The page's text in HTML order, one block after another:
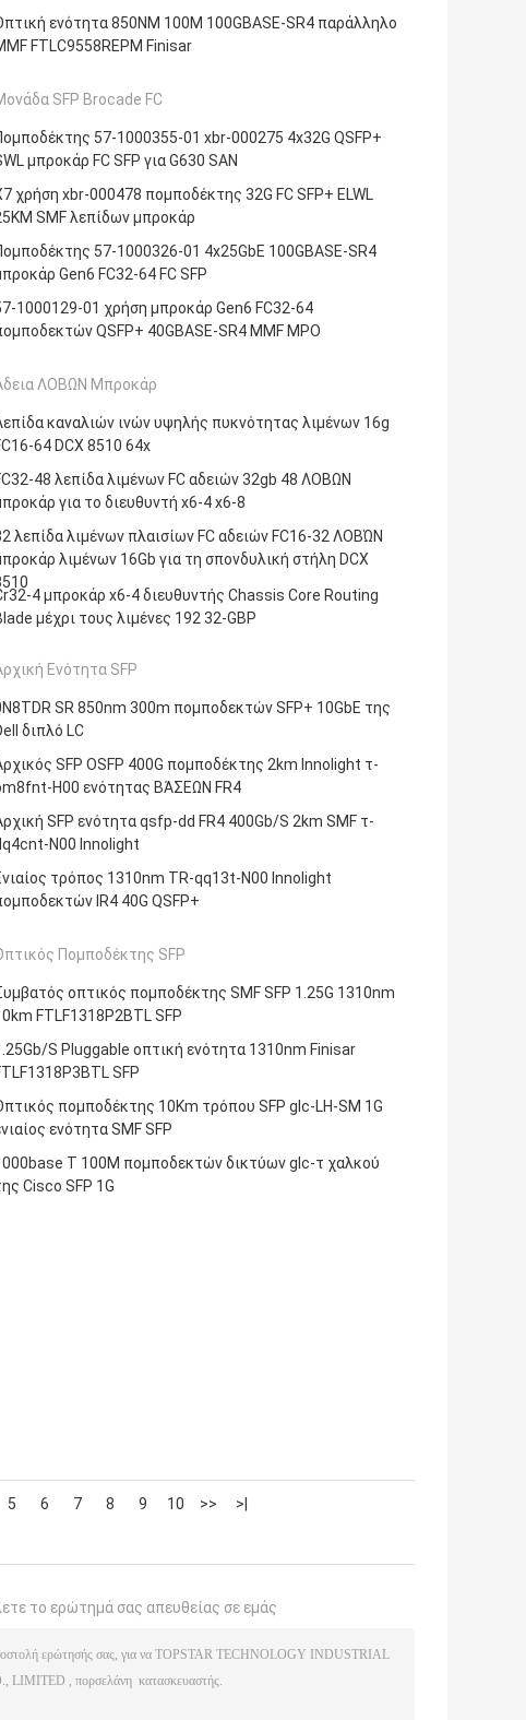
ενότητα 850NM 100M 100GBASE-SR4 παράλληλο
FTLC9558REPM Finisar
SFP Brocade FC
57-1000355-01 xbr-000275 4x32G QSFP+
μπροκάρ FC SFP για G630 SAN
χρήση xbr-000478 πομποδέκτης 32G FC SFP+ ELWL
SMF λεπίδων μπροκάρ
57-1000326-01 4x25GbE 100GBASE-SR4
Gen6 FC32-64 FC SFP
1000129-01 χρήση μπροκάρ Gen6 FC32-64
QSFP+ 40GBASE-SR4 MMF MPO
ΛΟΒΩΝ Μπροκάρ
καναλιών ινών υψηλής πυκνότητας λιμένων 16g
64 DCX 8510 64x
48 λεπίδα λιμένων FC αδειών 32gb 48 ΛΟΒΩΝ
για το διευθυντή x6-4 x6-8
λεπίδα λιμένων πλαισίων FC αδειών FC16-32 ΛΟΒΏΝ
λιμένων 16Gb για τη σπονδυλική στήλη DCX
4 μπροκάρ x6-4 διευθυντής Chassis Core Routing
μέχρι τους λιμένες 192 32-GBP
Ενότητα SFP
SR 850nm 300m πομποδεκτών SFP+ 10GbE της
διπλό LC
SFP OSFP 400G πομποδέκτης 2km Innolight τ-
H00 ενότητας ΒΆΣΕΩΝ FR4
SFP ενότητα qsfp-dd FR4 400Gb/S 2km SMF τ-
N00 Innolight
τρόπος 1310nm TR-qq13t-N00 Innolight
IR4 40G QSFP+
Πομποδέκτης SFP
οπτικός πομποδέκτης SMF SFP 1.25G 1310nm
FTLF1318P2BTL SFP
S Pluggable οπτική ενότητα 1310nm Finisar
SFP
πομποδέκτης 10Km τρόπου SFP glc-LH-SM 1G
ενότητα SMF SFP
Τ 100M πομποδεκτών δικτύων glc-τ χαλκού
Cisco SFP 1G
5 6 7 8 9 10 >> >|
το ερώτημά σας απευθείας σε εμάς